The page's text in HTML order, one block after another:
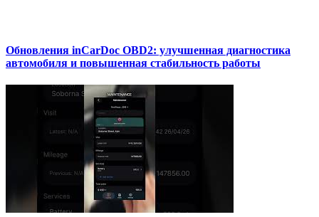
Обновления inCarDoc OBD2: улучшенная диагностика
автомобиля и повышенная стабильность работы